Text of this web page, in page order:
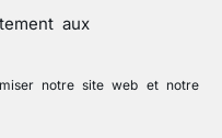
aux
notre site web et notre